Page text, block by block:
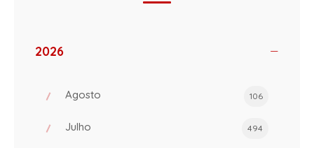
2026
Agosto 106
Julho 494